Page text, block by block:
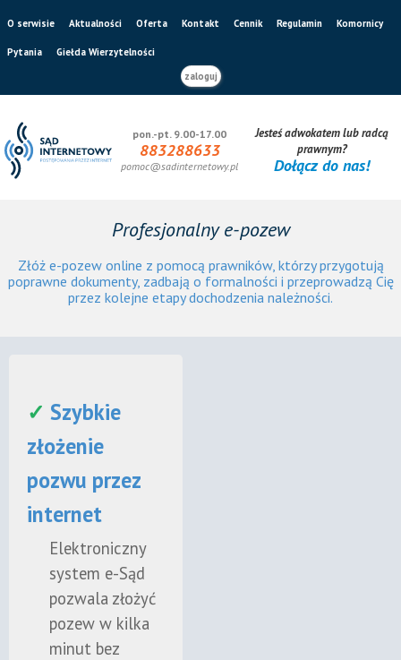
O serwisie Aktualności Oferta Kontakt Cennik Regulamin Komornicy
Pytania
Giełda Wierzytelności
zaloguj
pon.-pt. 9.00-17.00
883288633
pomoc@sadinternetowy.pl
Jesteś adwokatem lub radcą
prawnym?
Dołącz do nas!
Profesjonalny e-pozew
Złóż e-pozew online z pomocą prawników, którzy przygotują
poprawne dokumenty, zadbają o formalności i przeprowadzą Cię
przez kolejne etapy dochodzenia należności.
✓ Szybkie
złożenie
pozwu przez
internet
Elektroniczny
system e-Sąd
pozwala złożyć
pozew w kilka
minut bez